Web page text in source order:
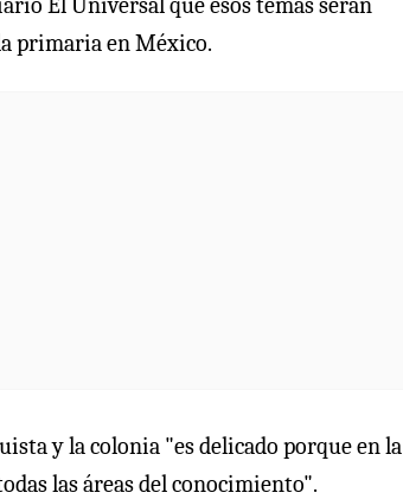
primaria en México.
y la colonia "es delicado porque en la
las áreas del conocimiento".